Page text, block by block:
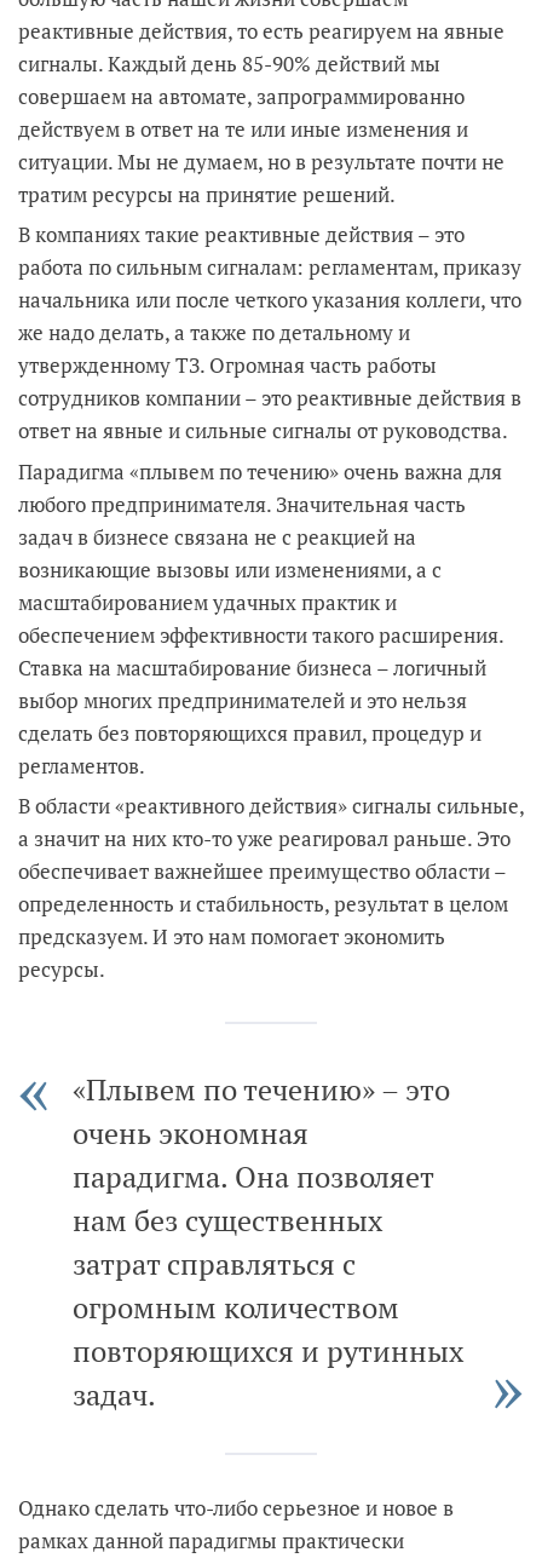
реактивные действия, то есть реагируем на явные
сигналы. Каждый день 85-90% действий мы
совершаем на автомате, запрограммированно
действуем в ответ на те или иные изменения и
ситуации. Мы не думаем, но в результате почти не
тратим ресурсы на принятие решений.
В компаниях такие реактивные действия – это
работа по сильным сигналам: регламентам, приказу
начальника или после четкого указания коллеги, что
же надо делать, а также по детальному и
утвержденному ТЗ. Огромная часть работы
сотрудников компании – это реактивные действия в
ответ на явные и сильные сигналы от руководства.
Парадигма «плывем по течению» очень важна для
любого предпринимателя. Значительная часть
задач в бизнесе связана не с реакцией на
возникающие вызовы или изменениями, а с
масштабированием удачных практик и
обеспечением эффективности такого расширения.
Ставка на масштабирование бизнеса – логичный
выбор многих предпринимателей и это нельзя
сделать без повторяющихся правил, процедур и
регламентов.
В области «реактивного действия» сигналы сильные,
а значит на них кто-то уже реагировал раньше. Это
обеспечивает важнейшее преимущество области –
определенность и стабильность, результат в целом
предсказуем. И это нам помогает экономить
ресурсы.
«Плывем по течению» – это
очень экономная
парадигма. Она позволяет
нам без существенных
затрат справляться с
огромным количеством
повторяющихся и рутинных
задач.
Однако сделать что-либо серьезное и новое в
рамках данной парадигмы практически